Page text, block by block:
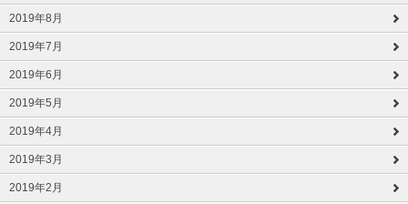
2019年8月
2019年7月
2019年6月
2019年5月
2019年4月
2019年3月
2019年2月